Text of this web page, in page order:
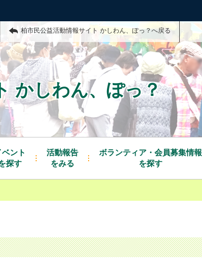
柏市民公益活動情報サイト かしわん、ぽっ？へ戻る
かしわん、ぽっ？
ベント
探す
活動報告
をみる
ボランティア・会員募集情報
を探す